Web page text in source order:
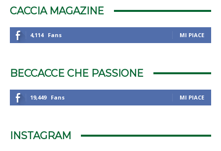
CACCIA MAGAZINE
4,114 Fans MI PIACE
BECCACCE CHE PASSIONE
19,449 Fans MI PIACE
INSTAGRAM